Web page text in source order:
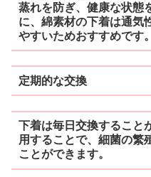
蒸れを防ぎ、健康な状態
に、綿素材の下着は通気
やすいためおすすめです。
定期的な交換
下着は毎日交換すること
用することで、細菌の繁
ことができます。